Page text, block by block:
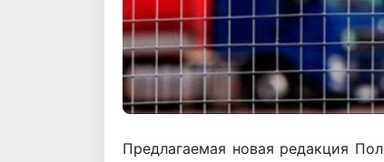
Предлагаемая новая редакция